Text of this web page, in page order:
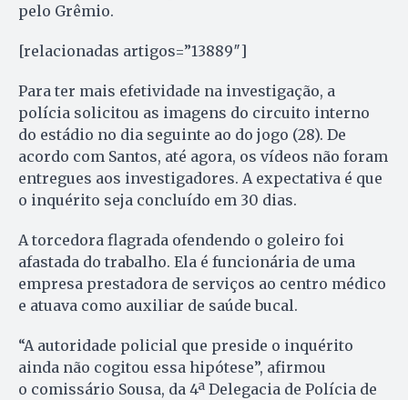
pelo Grêmio.
[relacionadas artigos=”13889″]
Para ter mais efetividade na investigação, a
polícia solicitou as imagens do circuito interno
do estádio no dia seguinte ao do jogo (28). De
acordo com Santos, até agora, os vídeos não foram
entregues aos investigadores. A expectativa é que
o inquérito seja concluído em 30 dias.
A torcedora flagrada ofendendo o goleiro foi
afastada do trabalho. Ela é funcionária de uma
empresa prestadora de serviços ao centro médico
e atuava como auxiliar de saúde bucal.
“A autoridade policial que preside o inquérito
ainda não cogitou essa hipótese”, afirmou
o comissário Sousa, da 4ª Delegacia de Polícia de